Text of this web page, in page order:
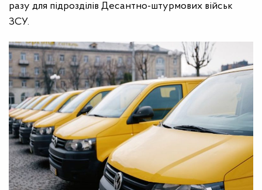
разу для підрозділів Десантно-штурмових військ
ЗСУ.